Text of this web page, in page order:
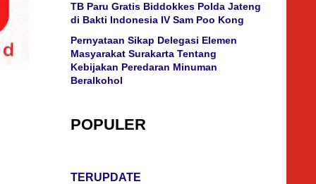
TB Paru Gratis Biddokkes Polda Jateng
di Bakti Indonesia IV Sam Poo Kong
Pernyataan Sikap Delegasi Elemen
Masyarakat Surakarta Tentang
Kebijakan Peredaran Minuman
Beralkohol
POPULER
TERUPDATE